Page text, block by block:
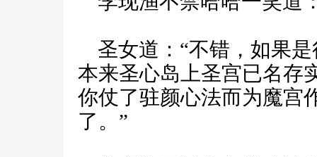
圣女道：“不错，如果
本来圣心岛上圣宫已名存
你仗了驻颜心法而为魔宫
了。”